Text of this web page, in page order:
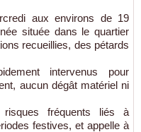
aux environs de 19
située dans le quartier
recueillies, des pétards
intervenus pour
aucun dégât matériel ni
fréquents liés à
festives, et appelle à